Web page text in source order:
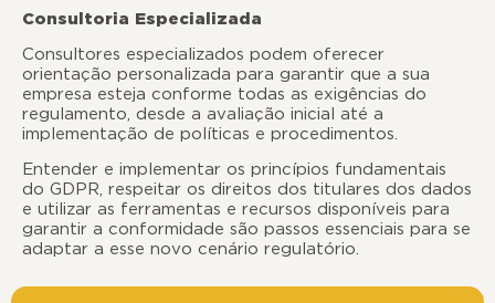
Consultoria Especializada
Consultores especializados podem oferecer
orientação personalizada para garantir que a sua
empresa esteja conforme todas as exigências do
regulamento, desde a avaliação inicial até a
implementação de políticas e procedimentos.
Entender e implementar os princípios fundamentais
do GDPR, respeitar os direitos dos titulares dos dados
e utilizar as ferramentas e recursos disponíveis para
garantir a conformidade são passos essenciais para se
adaptar a esse novo cenário regulatório.